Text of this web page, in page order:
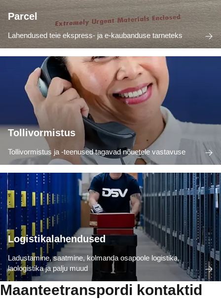
Parcel
Lahendused teie ekspress- ja e-kaubanduse tarneteks
Tollivormistus
Tollivormistus ja -teenused tagavad nõuetele vastavuse
Logistikalahendused
Ladustamine, saatmine, kolmanda osapoole logistika,
laologistika ja palju muud
Maanteetranspordi kontaktid